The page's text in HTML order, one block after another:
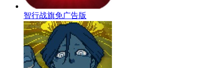
智行战旗免广告版